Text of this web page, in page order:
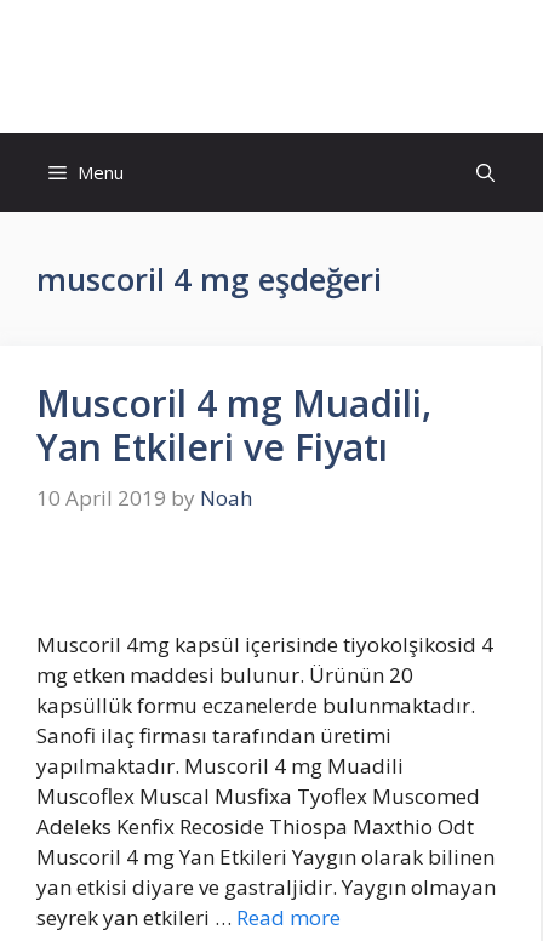
Menu
muscoril 4 mg eşdeğeri
Muscoril 4 mg Muadili,
Yan Etkileri ve Fiyatı
10 April 2019 by Noah
Muscoril 4mg kapsül içerisinde tiyokolşikosid 4
mg etken maddesi bulunur. Ürünün 20
kapsüllük formu eczanelerde bulunmaktadır.
Sanofi ilaç firması tarafından üretimi
yapılmaktadır. Muscoril 4 mg Muadili
Muscoflex Muscal Musfixa Tyoflex Muscomed
Adeleks Kenfix Recoside Thiospa Maxthio Odt
Muscoril 4 mg Yan Etkileri Yaygın olarak bilinen
yan etkisi diyare ve gastraljidir. Yaygın olmayan
seyrek yan etkileri … Read more